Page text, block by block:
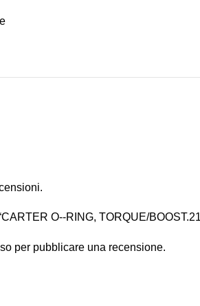
O-­-RING, TORQUE/
per pubblicare una recensione.